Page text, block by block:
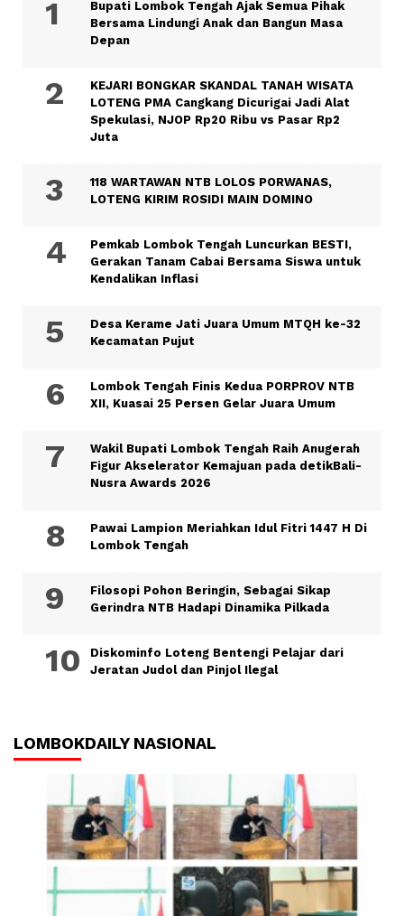
Bupati Lombok Tengah Ajak Semua Pihak
Bersama Lindungi Anak dan Bangun Masa
Depan
KEJARI BONGKAR SKANDAL TANAH WISATA
LOTENG PMA Cangkang Dicurigai Jadi Alat
Spekulasi, NJOP Rp20 Ribu vs Pasar Rp2
Juta
118 WARTAWAN NTB LOLOS PORWANAS,
LOTENG KIRIM ROSIDI MAIN DOMINO
Pemkab Lombok Tengah Luncurkan BESTI,
Gerakan Tanam Cabai Bersama Siswa untuk
Kendalikan Inflasi
Desa Kerame Jati Juara Umum MTQH ke-32
Kecamatan Pujut
Lombok Tengah Finis Kedua PORPROV NTB
XII, Kuasai 25 Persen Gelar Juara Umum
Wakil Bupati Lombok Tengah Raih Anugerah
Figur Akselerator Kemajuan pada detikBali-
Nusra Awards 2026
Pawai Lampion Meriahkan Idul Fitri 1447 H Di
Lombok Tengah
Filosopi Pohon Beringin, Sebagai Sikap
Gerindra NTB Hadapi Dinamika Pilkada
Diskominfo Loteng Bentengi Pelajar dari
Jeratan Judol dan Pinjol Ilegal
LOMBOKDAILY NASIONAL